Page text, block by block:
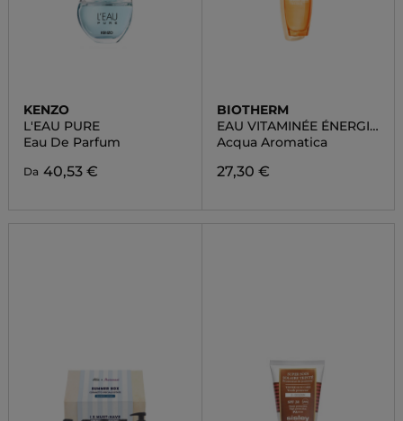
KENZO
L'EAU PURE
Eau De Parfum
Da 40,53 €
BIOTHERM
EAU VITAMINÉE ÉNERGIE
ABRICOT
Acqua Aromatica
27,30 €